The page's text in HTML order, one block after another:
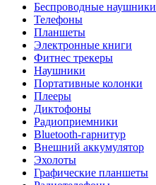
Беспроводные наушники
Телефоны
Планшеты
Электронные книги
Фитнес трекеры
Наушники
Портативные колонки
Плееры
Диктофоны
Радиоприемники
Bluetooth-гарнитур
Внешний аккумулятор
Эхолоты
Графические планшеты